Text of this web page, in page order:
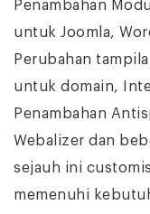
Penambahan
untuk Joomla,
Perubahan
untuk domain,
Penambahan
Webalizer dan
sejauh ini
memenuhi